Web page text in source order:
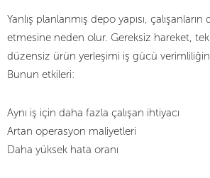
Yanlış planlanmış depo yapısı,
etmesine neden olur. Gereksiz hareket,
düzensiz ürün yerleşimi iş gücü
Bunun etkileri:
Aynı iş için daha fazla çalışan ihtiyacı
Artan operasyon maliyetleri
Daha yüksek hata oranı